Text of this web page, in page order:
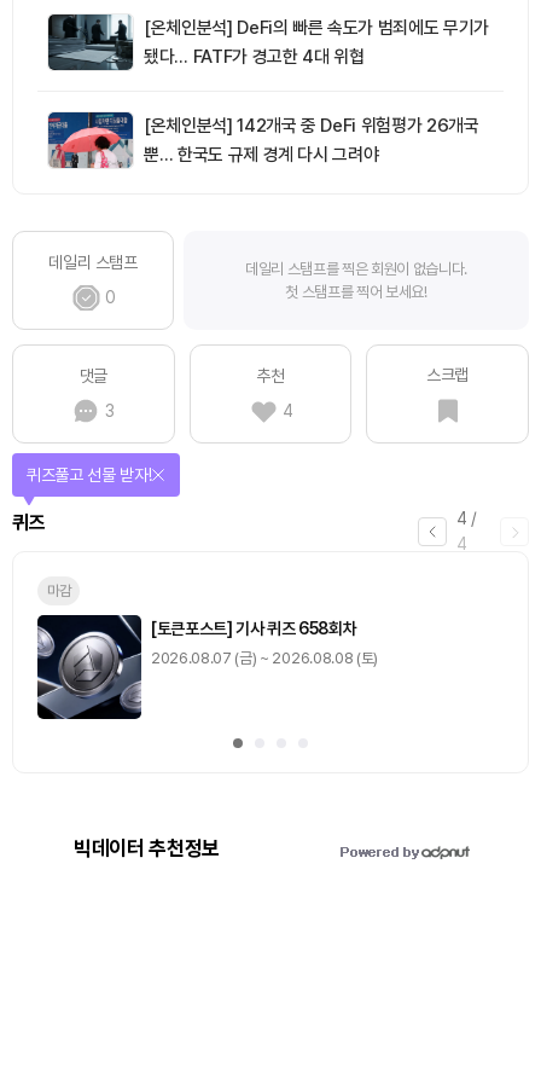
[온체인분석] DeFi의 빠른 속도가 범죄에도 무기가
됐다… FATF가 경고한 4대 위협
[온체인분석] 142개국 중 DeFi 위험평가 26개국
뿐… 한국도 규제 경계 다시 그려야
데일리 스탬프
0
데일리 스탬프를 찍은 회원이 없습니다.
첫 스탬프를 찍어 보세요!
댓글
3
추천
4
스크랩
4 /
4
퀴즈
퀴즈풀고 선물 받자!
마감
[토큰포스트] 기사 퀴즈 658회차
2026.08.07 (금) ~ 2026.08.08 (토)
빅데이터 추천정보